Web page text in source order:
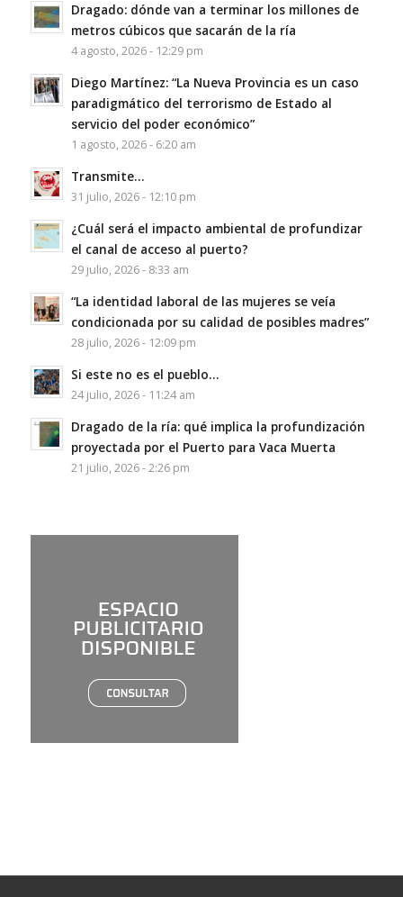
Dragado: dónde van a terminar los millones de
metros cúbicos que sacarán de la ría
4 agosto, 2026 - 12:29 pm
Diego Martínez: “La Nueva Provincia es un caso
paradigmático del terrorismo de Estado al
servicio del poder económico”
1 agosto, 2026 - 6:20 am
Transmite…
31 julio, 2026 - 12:10 pm
¿Cuál será el impacto ambiental de profundizar
el canal de acceso al puerto?
29 julio, 2026 - 8:33 am
“La identidad laboral de las mujeres se veía
condicionada por su calidad de posibles madres”
28 julio, 2026 - 12:09 pm
Si este no es el pueblo…
24 julio, 2026 - 11:24 am
Dragado de la ría: qué implica la profundización
proyectada por el Puerto para Vaca Muerta
21 julio, 2026 - 2:26 pm